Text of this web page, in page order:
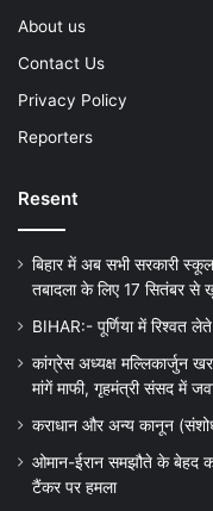
About us
Contact Us
Privacy Policy
Reporters
Resent
बिहार में अब सभी सरकारी
तबादला के लिए 17 सितंबर से
BIHAR:- पूर्णिया में रिश्वत
कांग्रेस अध्यक्ष मल्लिकार्जुन
मांगें माफी, गृहमंत्री संसद में
कराधान और अन्य कानून
ओमान-ईरान समझौते के बेहद
टैंकर पर हमला